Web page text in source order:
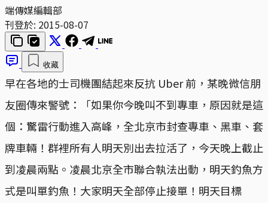
端傳媒編輯部
刊登於: 2015-08-07
收藏
早在各地的士司機團結起來反抗 Uber 前，某晚微信朋
友圈傳來警號：「如果你今晚叫不到專車，原因就是這
個：驚雷行動進入高峰，全北京市封查專車、黑車、套
牌車輛！群裡所有人明天別出去拉活了，今天晚上截止
到凌晨兩點。凌晨北京全市聯合執法出動，明天釣魚方
式是叫單釣魚！大家明天全部停止接單！明天目標